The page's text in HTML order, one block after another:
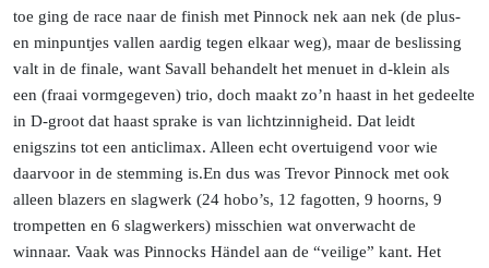
toe ging de race naar de finish met Pinnock nek aan nek (de plus-
en minpuntjes vallen aardig tegen elkaar weg), maar de beslissing
valt in de finale, want Savall behandelt het menuet in d-klein als
een (fraai vormgegeven) trio, doch maakt zo’n haast in het gedeelte
in D-groot dat haast sprake is van lichtzinnigheid. Dat leidt
enigszins tot een anticlimax. Alleen echt overtuigend voor wie
daarvoor in de stemming is.En dus was Trevor Pinnock met ook
alleen blazers en slagwerk (24 hobo’s, 12 fagotten, 9 hoorns, 9
trompetten en 6 slagwerkers) misschien wat onverwacht de
winnaar. Vaak was Pinnocks Händel aan de “veilige” kant. Het